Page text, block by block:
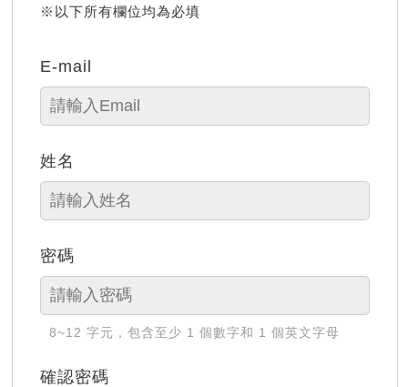
※以下所有欄位均為必填
E-mail
姓名
密碼
8~12 字元，包含至少 1 個數字和 1 個英文字母
確認密碼